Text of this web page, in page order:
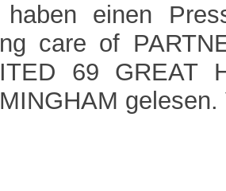
einen
care of
69 GREAT